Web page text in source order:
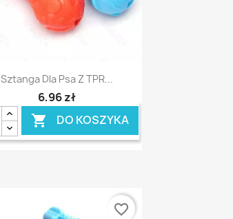
Szybki podgląd
Sztanga Dla Psa Z TPR...
6,96 zł
 DO KOSZYKA
favorite_border